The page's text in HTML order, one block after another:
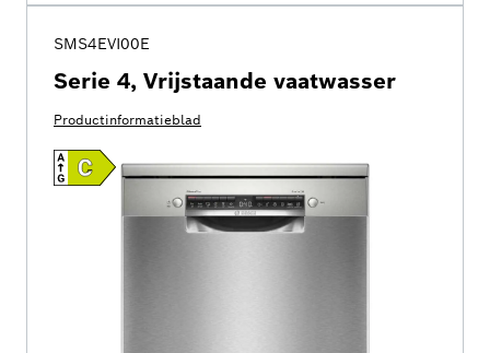
SMS4EVI00E
Serie 4, Vrijstaande vaatwasser
Productinformatieblad